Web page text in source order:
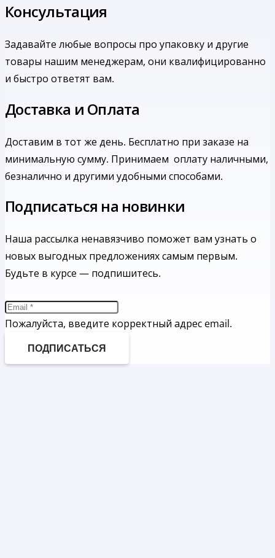
Консультация
Задавайте любые вопросы про упаковку и другие
товары нашим менеджерам, они квалифицированно
и быстро ответят вам.
Доставка и Оплата
Доставим в тот же день. Бесплатно при заказе на
минимальную сумму. Принимаем оплату наличными,
безналично и другими удобными способами.
Подписаться на новинки
Наша рассылка ненавязчиво поможет вам узнать о
новых выгодных предложениях самым первым.
Будьте в курсе — подпишитесь.
Пожалуйста, введите корректный адрес email.
ПОДПИСАТЬСЯ